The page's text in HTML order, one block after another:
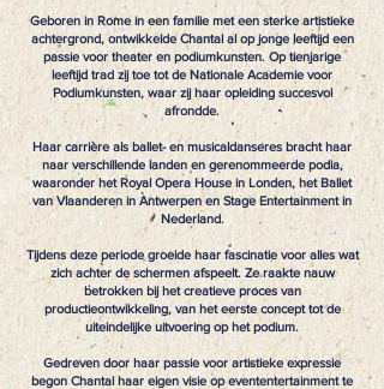
Geboren in Rome in een familie met een sterke artistieke
achtergrond, ontwikkelde Chantal al op jonge leeftijd een
passie voor theater en podiumkunsten. Op tienjarige
leeftijd trad zij toe tot de Nationale Academie voor
Podiumkunsten, waar zij haar opleiding succesvol
afrondde.
Haar carrière als ballet- en musicaldanseres bracht haar
naar verschillende landen en gerenommeerde podia,
waaronder het Royal Opera House in Londen, het Ballet
van Vlaanderen in Antwerpen en Stage Entertainment in
Nederland.
Tijdens deze periode groeide haar fascinatie voor alles wat
zich achter de schermen afspeelt. Ze raakte nauw
betrokken bij het creatieve proces van
productieontwikkeling, van het eerste concept tot de
uiteindelijke uitvoering op het podium.
Gedreven door haar passie voor artistieke expressie
begon Chantal haar eigen visie op evententertainment te